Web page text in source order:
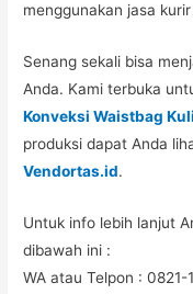
menggunakan jasa
Senang sekali bisa
Anda. Kami terbuka
Konveksi Waistbag
produksi dapat Anda
Vendortas.id.
Untuk info lebih lanjut
dibawah ini :
WA atau Telpon : 0821-